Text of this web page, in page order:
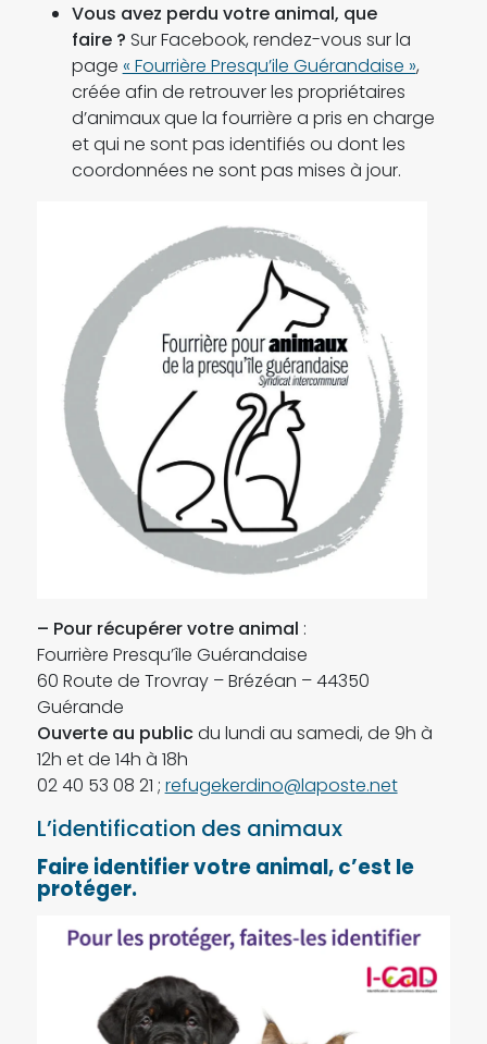
Vous avez perdu votre animal, que
faire ? Sur Facebook, rendez-vous sur la
page « Fourrière Presqu’ile Guérandaise »,
créée afin de retrouver les propriétaires
d’animaux que la fourrière a pris en charge
et qui ne sont pas identifiés ou dont les
coordonnées ne sont pas mises à jour.
– Pour récupérer votre animal :
Fourrière Presqu’île Guérandaise
60 Route de Trovray – Brézéan – 44350
Guérande
Ouverte au publicdu lundi au samedi, de 9h à
12h et de 14h à 18h
02 40 53 08 21 ; refugekerdino@laposte.net
L’identification des animaux
Faire identifier votre animal, c’est le
protéger.